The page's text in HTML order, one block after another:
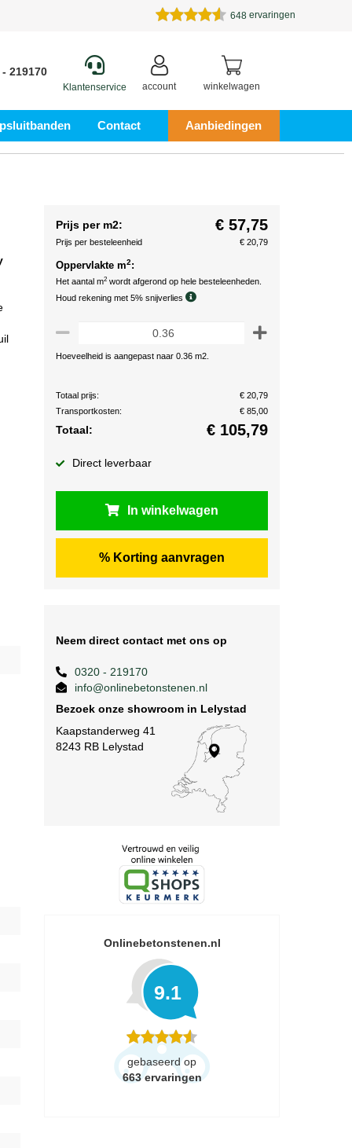
648 ervaringen
219170
Klantenservice account winkelwagen
Contact Aanbiedingen
Prijs per m2: € 57,75
Prijs per besteleenheid € 20,79
Oppervlakte m2:
Het aantal m2 wordt afgerond op hele besteleenheden.
Houd rekening met 5% snijverlies
Hoeveelheid is aangepast naar 0.36 m2.
Totaal prijs:
€ 20,79
Transportkosten:
€ 85,00
Totaal: € 105,79
Direct leverbaar
In winkelwagen
% Korting aanvragen
Neem direct contact met ons op
0320 - 219170
info@onlinebetonstenen.nl
Bezoek onze showroom in Lelystad
Kaapstanderweg 41
8243 RB Lelystad
Onlinebetonstenen.nl
9.1
gebaseerd op
663 ervaringen